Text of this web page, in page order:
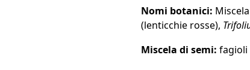
Nomi botanici:
(lenticchie rosse),
Miscela di semi: fagioli